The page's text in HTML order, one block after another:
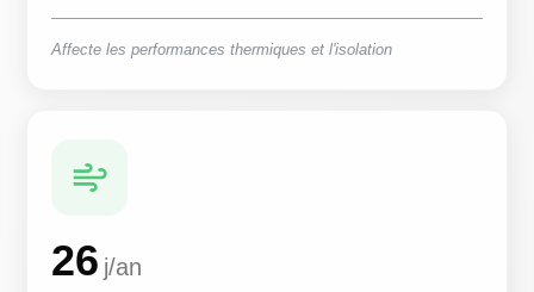
Affecte les performances thermiques et l'isolation
26 j/an